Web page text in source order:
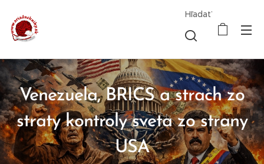
Hľadať
Venezuela, BRICS a strach zo
straty kontroly sveta zo strany
USA